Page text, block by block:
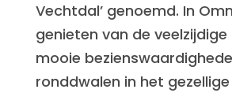
Vechtdal’ genoemd. In
genieten van de
mooie
ronddwalen in het